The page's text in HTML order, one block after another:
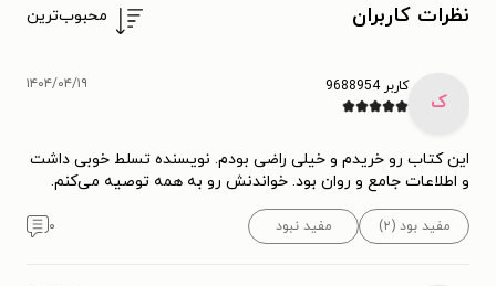
نظرات کاربران محبوب‌ترین
ک
کاربر 9688954 ۱۴۰۴/۰۴/۱۹
این کتاب رو خریدم و خیلی راضی بودم. نویسنده تسلط خوبی داشت
و اطلاعات جامع و روان بود. خواندنش رو به همه توصیه می‌کنم.
مفید بود (۲) مفید نبود ۰